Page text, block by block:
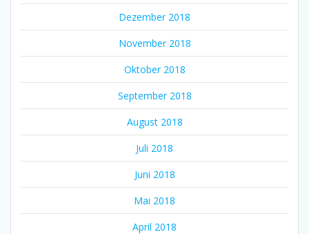
Dezember 2018
November 2018
Oktober 2018
September 2018
August 2018
Juli 2018
Juni 2018
Mai 2018
April 2018